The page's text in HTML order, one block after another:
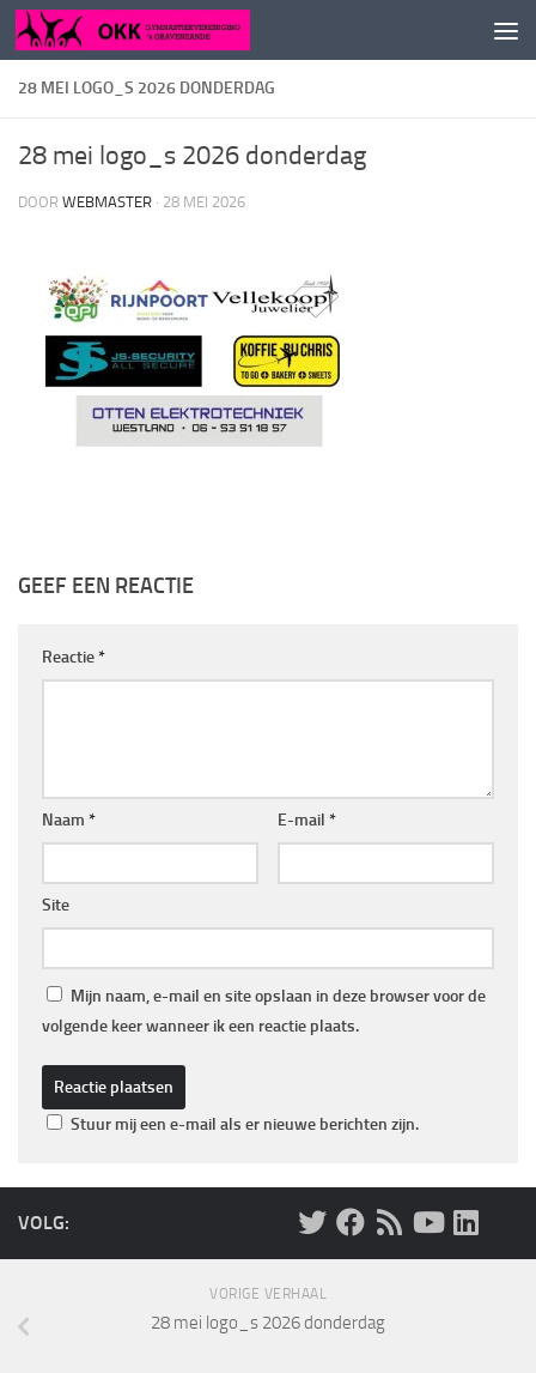
Doorgaan naar inhoud
28 MEI LOGO_S 2026 DONDERDAG
28 mei logo_s 2026 donderdag
DOOR WEBMASTER · 28 MEI 2026
GEEF EEN REACTIE
Reactie*
Naam * E-mail *
Site
Mijn naam, e-mail en site opslaan in deze browser voor de
volgende keer wanneer ik een reactie plaats.
Stuur mij een e-mail als er nieuwe berichten zijn.
VOLG:
VORIGE VERHAAL
28 mei logo_s 2026 donderdag